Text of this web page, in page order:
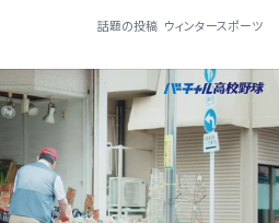
話題の投稿 ウィンタースポーツ